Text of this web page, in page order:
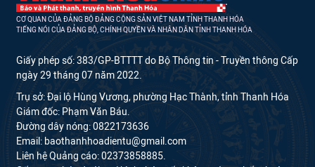
CƠ QUAN CỦA ĐẢNG BỘ ĐẢNG CỘNG SẢN VIỆT NAM TỈNH THANH HÓA
TIẾNG NÓI CỦA ĐẢNG BỘ, CHÍNH QUYỀN VÀ NHÂN DÂN TỈNH THANH HÓA
Giấy phép số: 383/GP-BTTTT do Bộ Thông tin - Truyền thông Cấp
ngày 29 tháng 07 năm 2022.
Trụ sở: Đại lộ Hùng Vương, phường Hạc Thành, tỉnh Thanh Hóa
Giám đốc: Phạm Văn Báu.
Đường dây nóng: 0822173636
Email: baothanhhoadientu@gmail.com
Liên hệ Quảng cáo: 02373858885.